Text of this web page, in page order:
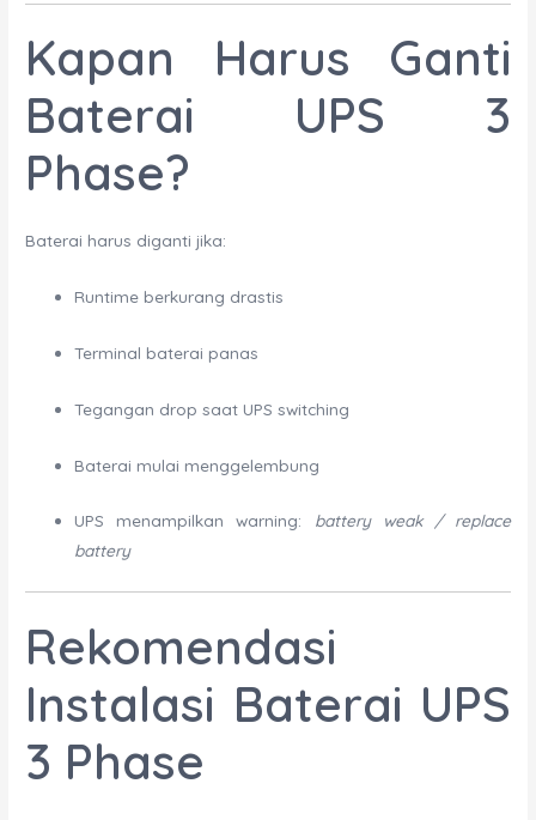
Kapan Harus Ganti
Baterai UPS 3
Phase?
Baterai harus diganti jika:
Runtime berkurang drastis
Terminal baterai panas
Tegangan drop saat UPS switching
Baterai mulai menggelembung
UPS menampilkan warning: battery weak / replace
battery
Rekomendasi
Instalasi Baterai UPS
3 Phase